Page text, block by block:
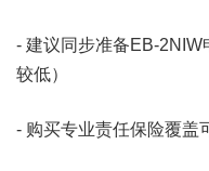
- 建议同步准备EB-
较低）
- 购买专业责任保险覆盖